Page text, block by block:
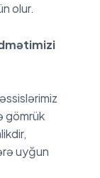
olur.
gömrük
uyğun